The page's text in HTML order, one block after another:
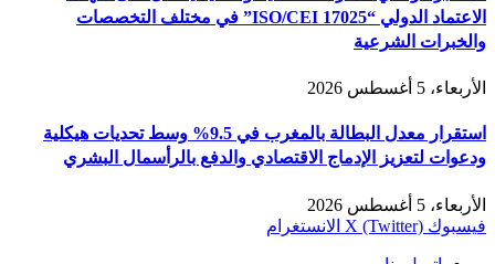
الاعتماد الدولي “ISO/CEI 17025” في مختلف التخصصات
والخبرات الشرعية
الأربعاء، 5 أغسطس 2026
استقرار معدل البطالة بالمغرب في 9.5% وسط تحديات هيكلية
ودعوات لتعزيز الإدماج الاقتصادي والدفع بالرأسمال البشري
الأربعاء، 5 أغسطس 2026
فيسبوك X (Twitter) الانستغرام